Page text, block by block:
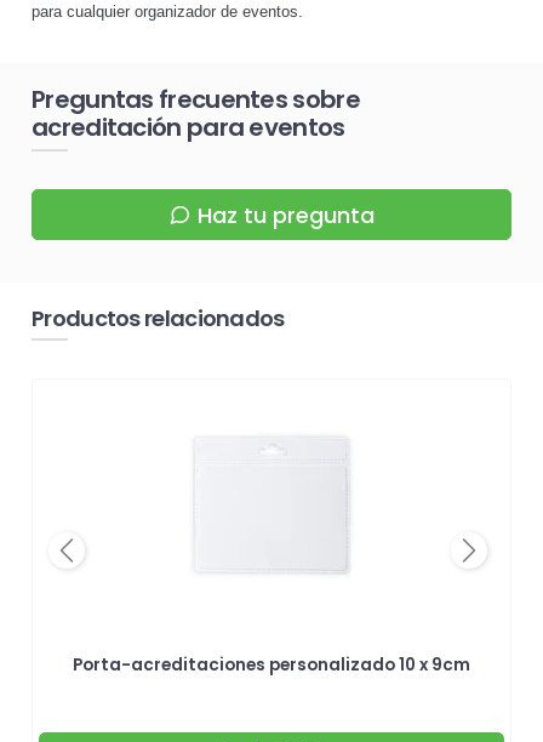
para cualquier organizador de eventos.
Preguntas frecuentes sobre
acreditación para eventos
Haz tu pregunta
Productos relacionados
Porta-acreditaciones personalizado 10 x 9cm
Previous Next